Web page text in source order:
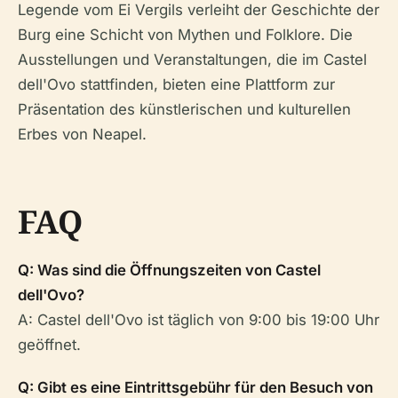
Legende vom Ei Vergils verleiht der Geschichte der
Burg eine Schicht von Mythen und Folklore. Die
Ausstellungen und Veranstaltungen, die im Castel
dell'Ovo stattfinden, bieten eine Plattform zur
Präsentation des künstlerischen und kulturellen
Erbes von Neapel.
FAQ
Q: Was sind die Öffnungszeiten von Castel
dell'Ovo?
A: Castel dell'Ovo ist täglich von 9:00 bis 19:00 Uhr
geöffnet.
Q: Gibt es eine Eintrittsgebühr für den Besuch von